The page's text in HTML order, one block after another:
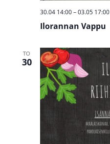
Ilorannan Vappu
30.04 14:00–03.05 17:00
TO
30